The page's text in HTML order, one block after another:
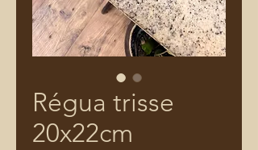
Régua trisse
20x22cm